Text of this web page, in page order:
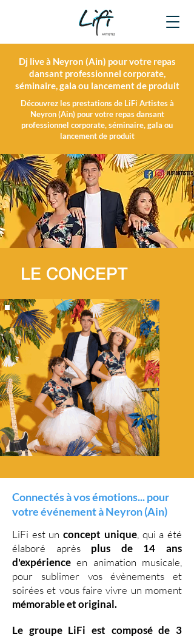
Dj live à Neyron (Ain) pour votre repas
dansant professionnel corporate,
séminaire, gala ou lancement de produit
Découvrez les prestations de LiFi Artistes à
Neyron (Ain) pour votre repas dansant
professionnel corporate, séminaire, gala ou
lancement de produit
LE CONCEPT
Connectés à vos émotions... pour
votre événement à Neyron (Ain)
LiFi est unconcept unique, qui a été
élaboré après plus de 14 ans
d'expérience en animation musicale,
pour sublimer vos évènements et
soirées et vous faire vivre un moment
mémorable et original.
Le groupe LiFi est composé de 3